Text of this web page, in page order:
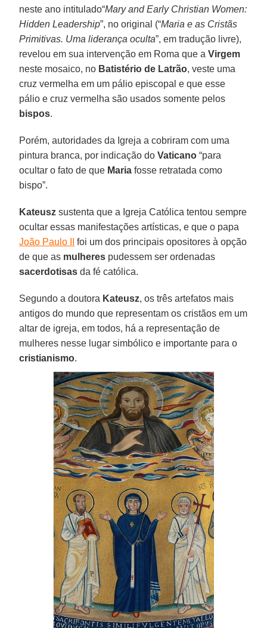
neste ano intitulado“Mary and Early Christian Women:
Hidden Leadership”, no original (“Maria e as Cristãs
Primitivas. Uma liderança oculta”, em tradução livre),
revelou em sua intervenção em Roma que aVirgem
neste mosaico, no Batistério de Latrão, veste uma
cruz vermelha em um pálio episcopal e que esse
pálio e cruz vermelha são usados somente pelos
bispos.
Porém, autoridades da Igreja a cobriram com uma
pintura branca, por indicação doVaticano “para
ocultar o fato de que Maria fosse retratada como
bispo”.
Kateusz sustenta que a Igreja Católica tentou sempre
ocultar essas manifestações artísticas, e que o papa
João Paulo II
foi um dos principais opositores à opção
de que as mulheres pudessem ser ordenadas
sacerdotisas da fé católica.
Segundo a doutora Kateusz, os três artefatos mais
antigos do mundo que representam os cristãos em um
altar de igreja, em todos, há a representação de
mulheres nesse lugar simbólico e importante para o
cristianismo.